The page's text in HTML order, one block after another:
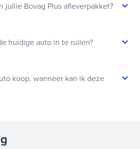
jullie Bovag Plus afleverpakket?
huidige auto in te ruilen?
koop, wanneer kan ik deze